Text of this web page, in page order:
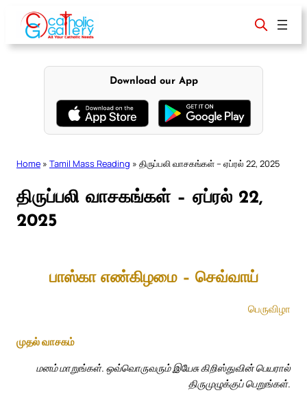
content
Download our App
Home » Tamil Mass Reading » திருப்பலி வாசகங்கள் – ஏப்ரல் 22, 2025
திருப்பலி வாசகங்கள் – ஏப்ரல் 22,
2025
பாஸ்கா எண்கிழமை – செவ்வாய்
பெருவிழா
முதல் வாசகம்
மனம் மாறுங்கள். ஒவ்வொருவரும் இயேசு கிறிஸ்துவின் பெயரால்
திருமுழுக்குப் பெறுங்கள்.